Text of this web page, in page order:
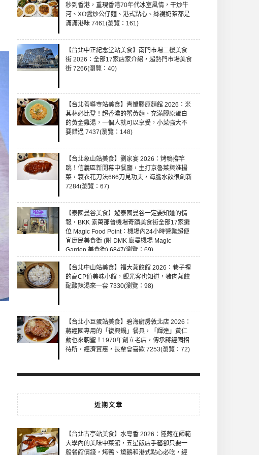
秒到香港，重現香港70年代冰室風情，干炒牛
河、XO醬炒公仔麵、港式點心、絲襪奶茶都是
滿滿港味 7461(瀏覽：161)
【台北中正紀念堂站美食】南門市場二樓美食
街 2026：全部17家店家介紹，超熱門市場美食
街 7266(瀏覽：40)
【台北善導寺站美食】青嬌膠原麵館 2026：米
其林必比登！超香濃的蟹黃麵、充滿膠原蛋白
的黃金雞湯，一個人就可以享受，小菜強大不
要錯過 7437(瀏覽：148)
【台北象山站美食】劉家宴 2026：烤鴨撐竿
跳！信義區新開幕中餐廳，主打京魯菜與淮揚
菜，蓑衣花刀法666刀見功夫，海膽水餃很創新
7284(瀏覽：67)
【泰國曼谷美食】遊泰國曼谷一定要知道的情
報，BKK 素萬那普機場奇蹟美食街全部17家攤
位 Magic Food Point：機場內24小時營業超便
宜庶民美食街 (附 DMK 廊曼機場 Magic
Garden 美食街) 6847(瀏覽：69)
【台北中山站美食】福大蒸餃館 2026：巷子裡
的高CP值美味小館，觀光客也知道，豬肉蒸餃
配酸辣湯來一套 7330(瀏覽：98)
【台北小巨蛋站美食】碧海廚房敦北店 2026：
蔣經國專用的「復興鍋」餐具，「輝達」黃仁
勳也來朝聖！1970年創立老店，傳承蔣經國招
待所，經濟實惠，長輩會喜歡 7253(瀏覽：72)
近期文章
【台北古亭站美食】水粵香 2026：隱藏在師範
大學內的美味中菜館，五星飯店手藝卻只要一
般餐館價錢，烤鴨、燒鵝和港式點心必吃，經